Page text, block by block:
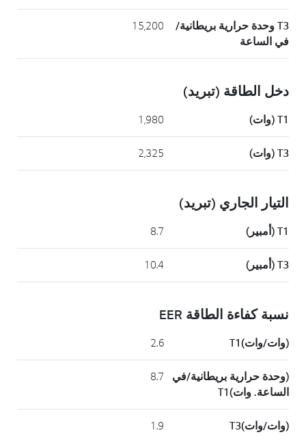
T3 وحدة حرارية بريطانية/
في الساعة
15,200
دخل الطاقة (تبريد)
T1 (وات) 1,980
T3 (وات) 2,325
التيار الجاري (تبريد)
T1 (أمبير) 8.7
T3 (أمبير) 10.4
نسبة كفاءة الطاقة EER
(وات/وات)T1 2.6
(وحدة حرارية بريطانية/في
الساعة. وات)T1
8.7
(وات/وات)T3 1.9